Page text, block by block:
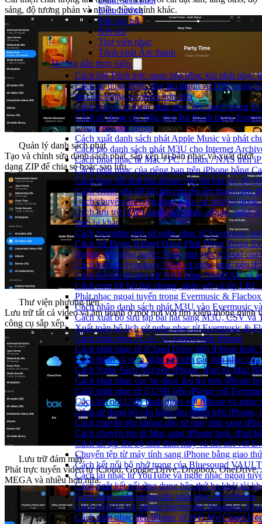
Điều hướng
File cục bộ
Kết nối
Thư viện nhạc
Trình phát Âm thanh
Hướng dẫn thực hiện
Cách bật Trình trực quan hóa nhạc khi phát nhạc
Cách sử dụng Hiệu ứng âm thanh và DSP trong
hóa âm lượng và nhiều hơn nữa
Cách bật và sử dụng phát nhạc liền mạch trong
Cách sử dụng các hiệu ứng âm thanh trong
Chuẩn hóa âm lượng
Cách xuất danh sách phát Apple Music và phát
Cách tạo danh sách phát M3U cho Internet
Cách phát nhạc từ Mac / PC / Linux / NAS trên
Cách phát nhạc của riêng bạn trên iPhone bằng
Cách thay đổi ảnh bìa album cho bài hát cục bộ
Cách chỉnh sửa lời bài hát cho tệp âm thanh trên
Cách chuyển thư viện nhạc giữa các thiết bị
Cách lưu trữ (ZIP) danh sách phát, album, nghệ
thiết bị khác
Cách Scrobble lịch sử nghe nhạc từ Evermusic
Cách Sử Dụng Widget Đang Phát Động Trong
Hướng dẫn từng bước: Nhập thư viện iCloud của
Cách kết nối Synology NAS và nghe nhạc trên
Cách kết nối bộ lưu trữ NAS bằng WebDAV và
Cách xem lời bài hát nhúng, nhận xét và tệp LRC
Phát nhạc ngoại tuyến trong Evermusic &
Cách nhập danh sách phát M3U vào Evermusic
Cách xuất bộ sưu tập bài hát sang M3U, CSV
Xuất toàn bộ lịch sử nghe nhạc từ Evermusic &
Cách phát nhạc FLAC (Lossless) trên iPhone
Cách phát nhạc từ iCloud Drive trên iPhone hoặc
Cách thêm và xem nhận xét trên các bản nhạc
Cách Nghe Sách Nói trên iPhone, iPad và Mac
Cach phat nhac cuc bo duoc luu tru tren iPhone
Cách phát nhạc từ ổ USB trên iPhone với
Cách kết nối USB flash drive với iPhone và nghe
Cách sử dụng bộ cân bằng âm thanh trên
Cách chuyển tệp không dây từ máy tính sang
Cách chuyển tệp từ Mac sang iPhone hoặc iPad
Cách tải tệp lên bộ nhớ đám mây và kết nối với
Chuyển tệp từ máy tính sang iPhone bằng giao
Cách kết nối bộ nhớ trong của Bluesound
Cách tải nhạc từ YouTube và nghe nhạc ngoại
Cách ngắt kết nối ứng dụng bên thứ ba khỏi tài
Cách quay video trong khi phát nhạc trên iPhone
Cách bật DLNA Media Server trên Windows 10
Cách phát nhạc trên iPhone từ WD My Cloud
sáng, độ tương phản và nhiều điều chỉnh khác.
Quản lý danh sách phát
Tạo và chỉnh sửa danh sách phát, sắp xếp lại bản nhạc và xuất dưới
dạng ZIP để chia sẻ hoặc sao lưu.
Thư viện phương tiện
Lưu trữ tất cả video và âm thanh ở một nơi với tìm kiếm thông minh
công cụ sắp xếp.
Lưu trữ đám mây
Phát trực tuyến video từ iCloud, Google Drive, Dropbox, OneDrive,
MEGA và nhiều hơn nữa.